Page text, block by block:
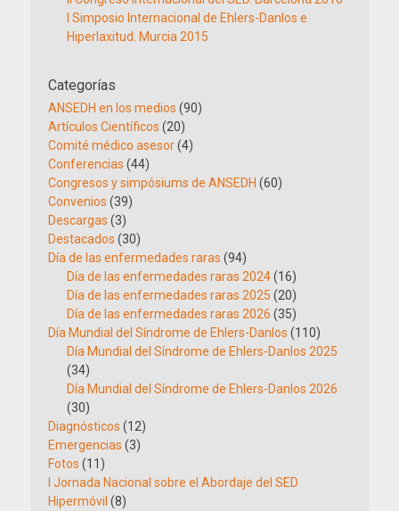
I Simposio Internacional de Ehlers-Danlos e
Hiperlaxitud. Murcia 2015
Categorías
ANSEDH en los medios (90)
Artículos Científicos (20)
Comité médico asesor(4)
Conferencias (44)
Congresos y simpósiums de ANSEDH (60)
Convenios (39)
Descargas (3)
Destacados (30)
Día de las enfermedades raras (94)
Día de las enfermedades raras 2024(16)
Día de las enfermedades raras 2025 (20)
Día de las enfermedades raras 2026 (35)
Día Mundial del Síndrome de Ehlers-Danlos (110)
Día Mundial del Síndrome de Ehlers-Danlos 2025
(34)
Día Mundial del Síndrome de Ehlers-Danlos 2026
(30)
Diagnósticos (12)
Emergencias (3)
Fotos (11)
I Jornada Nacional sobre el Abordaje del SED
Hipermóvil (8)